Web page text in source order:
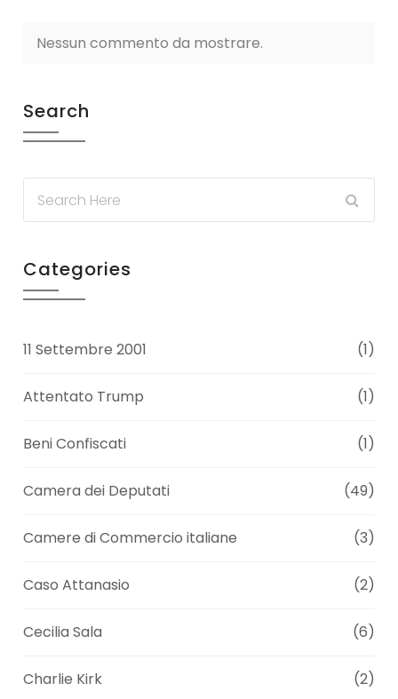
Nessun commento da mostrare.
Search
Categories
11 Settembre 2001 (1)
Attentato Trump (1)
Beni Confiscati (1)
Camera dei Deputati (49)
Camere di Commercio italiane (3)
Caso Attanasio (2)
Cecilia Sala (6)
Charlie Kirk (2)